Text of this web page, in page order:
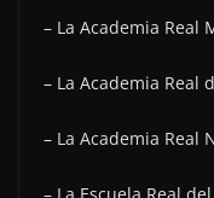
– La Academia Real
– La Academia Real
– La Academia Real
– La Escuela Real